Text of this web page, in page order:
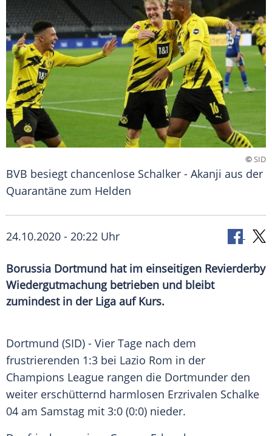
©SID
BVB besiegt chancenlose Schalker - Akanji aus der
Quarantäne zum Helden
24.10.2020 - 20:22 Uhr
Borussia Dortmund hat im einseitigen Revierderby
Wiedergutmachung betrieben und bleibt
zumindest in der Liga auf Kurs.
Dortmund (SID) - Vier Tage nach dem
frustrierenden 1:3 bei Lazio Rom in der
Champions League rangen die Dortmunder den
weiter erschütternd harmlosen Erzrivalen Schalke
04 am Samstag mit 3:0 (0:0) nieder.